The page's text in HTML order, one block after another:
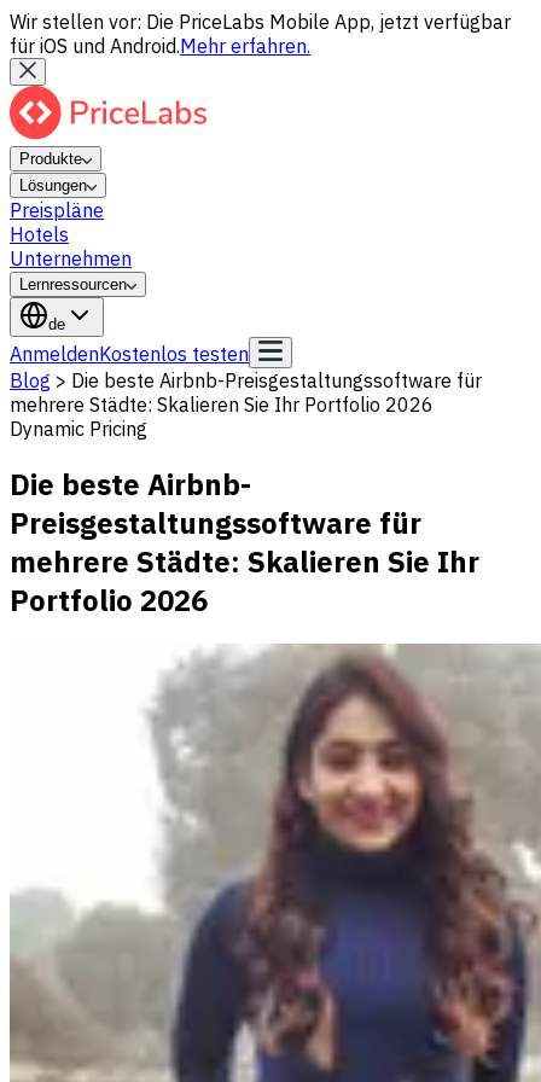
Wir stellen vor: Die PriceLabs Mobile App, jetzt verfügbar
für iOS und Android.Mehr erfahren.
Produkte
Lösungen
Preispläne
Hotels
Unternehmen
Lernressourcen
de
AnmeldenKostenlos testen
Blog > Die beste Airbnb-Preisgestaltungssoftware für
mehrere Städte: Skalieren Sie Ihr Portfolio 2026
Dynamic Pricing
Die beste Airbnb-
Preisgestaltungssoftware für
mehrere Städte: Skalieren Sie Ihr
Portfolio 2026